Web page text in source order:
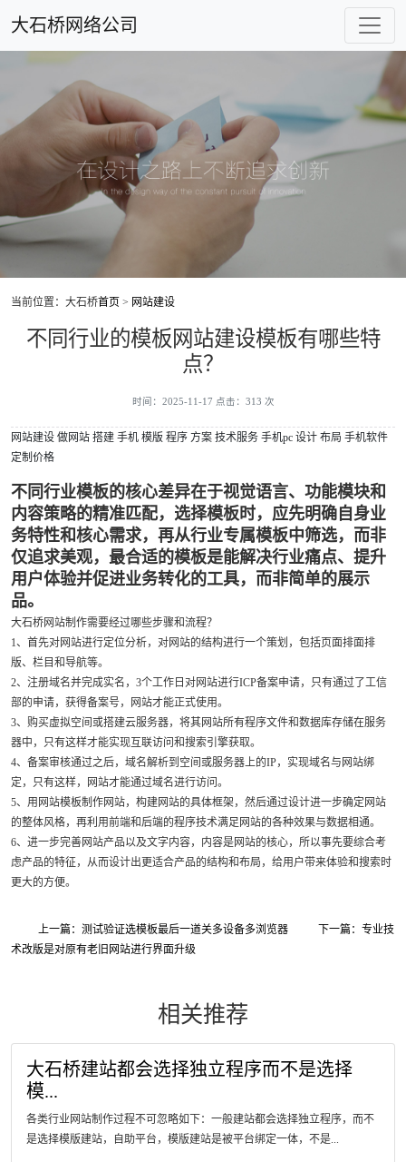
大石桥网络公司
当前位置：大石桥首页 > 网站建设
不同行业的模板网站建设模板有哪些特
点？
时间：2025-11-17 点击：313 次
网站建设 做网站 搭建 手机 模版 程序 方案 技术服务 手机pc 设计 布局 手机软件
定制价格
不同行业模板的核心差异在于视觉语言、功能模块和
内容策略的精准匹配，选择模板时，应先明确自身业
务特性和核心需求，再从行业专属模板中筛选，而非
仅追求美观，最合适的模板是能解决行业痛点、提升
用户体验并促进业务转化的工具，而非简单的展示
品。
大石桥网站制作需要经过哪些步骤和流程？
1、首先对网站进行定位分析，对网站的结构进行一个策划，包括页面排面排
版、栏目和导航等。
2、注册域名并完成实名，3个工作日对网站进行ICP备案申请，只有通过了工信
部的申请，获得备案号，网站才能正式使用。
3、购买虚拟空间或搭建云服务器，将其网站所有程序文件和数据库存储在服务
器中，只有这样才能实现互联访问和搜索引擎获取。
4、备案审核通过之后，域名解析到空间或服务器上的IP，实现域名与网站绑
定，只有这样，网站才能通过域名进行访问。
5、用网站模板制作网站，构建网站的具体框架，然后通过设计进一步确定网站
的整体风格，再利用前端和后端的程序技术满足网站的各种效果与数据相通。
6、进一步完善网站产品以及文字内容，内容是网站的核心，所以事先要综合考
虑产品的特征，从而设计出更适合产品的结构和布局，给用户带来体验和搜索时
更大的方便。
上一篇：测试验证选模板最后一道关多设备多浏览器
下一篇：专业技
术改版是对原有老旧网站进行界面升级
相关推荐
大石桥建站都会选择独立程序而不是选择
模...
各类行业网站制作过程不可忽略如下：一般建站都会选择独立程序，而不
是选择模版建站，自助平台，模版建站是被平台绑定一体，不是...